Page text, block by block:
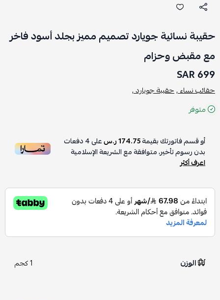
حقيبة نسائية جويارد تصميم مميز بجلد أسود فاخر
مع مقبض وحزام
699 SAR
حقائب نساء ,حقيبة جويارد ,
متوفر
أو قسم فاتورتك بقيمة174.75 ر.س على4دفعات
بدون رسوم تأخير، متوافقة مع الشريعة الإسلامية
اعرف أكثر
الوزن 1 كجم